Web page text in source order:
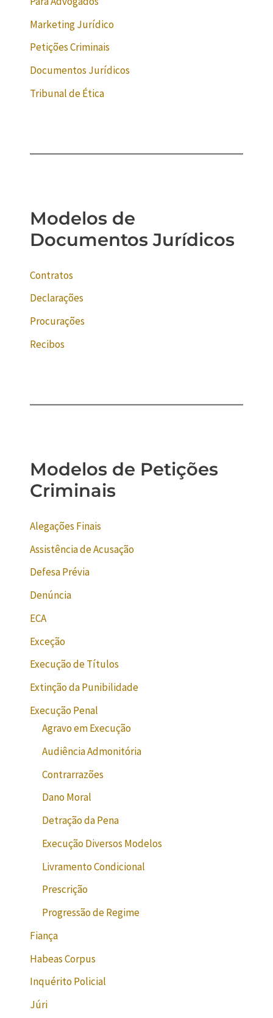
Marketing Jurídico
Petições Criminais
Documentos Jurídicos
Tribunal de Ética
Modelos de
Documentos Jurídicos
Contratos
Declarações
Procurações
Recibos
Modelos de Petições
Criminais
Alegações Finais
Assistência de Acusação
Defesa Prévia
Denúncia
ECA
Exceção
Execução de Títulos
Extinção da Punibilidade
Execução Penal
Agravo em Execução
Audiência Admonitória
Contrarrazões
Dano Moral
Detração da Pena
Execução Diversos Modelos
Livramento Condicional
Prescrição
Progressão de Regime
Fiança
Habeas Corpus
Inquérito Policial
Júri